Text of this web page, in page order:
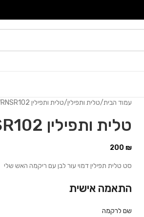
עמוד הבית טלית ותפילין טלית ותפילין WRNSR102
טלית ותפילין WRNSR102
200₪
סט טלית תפילין דמוי עור לבן עם ריקמה האש שלי
התאמה אישית
שם לרקמה